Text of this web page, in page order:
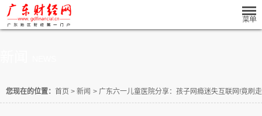
您现在的位置： 首页 > 新闻 > 广东六一儿童医院分享：孩子网瘾迷失互联网!竟刷